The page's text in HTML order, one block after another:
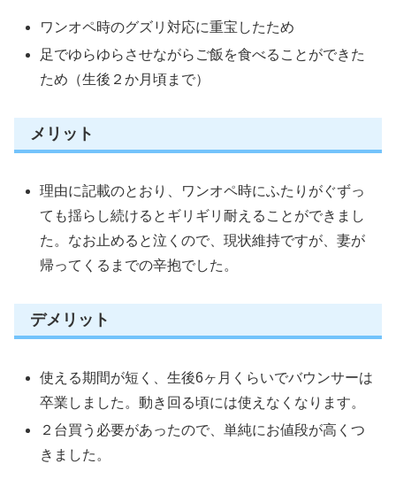
ワンオペ時のグズリ対応に重宝したため
足でゆらゆらさせながらご飯を食べることができた
ため（生後２か月頃まで）
メリット
理由に記載のとおり、ワンオペ時にふたりがぐずっ
ても揺らし続けるとギリギリ耐えることができまし
た。なお止めると泣くので、現状維持ですが、妻が
帰ってくるまでの辛抱でした。
デメリット
使える期間が短く、生後6ヶ月くらいでバウンサーは
卒業しました。動き回る頃には使えなくなります。
２台買う必要があったので、単純にお値段が高くつ
きました。